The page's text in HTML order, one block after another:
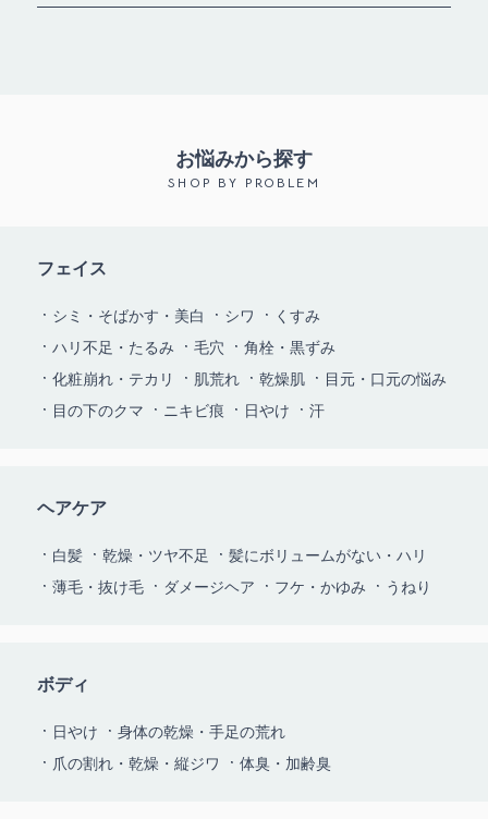
お悩みから探す
SHOP BY PROBLEM
フェイス
シミ・そばかす・美白 シワ
くすみ
ハリ不足・たるみ
毛穴
角栓・黒ずみ
化粧崩れ・テカリ
肌荒れ 乾燥肌
目元・口元の悩み
目の下のクマ
ニキビ痕 日やけ 汗
ヘアケア
白髪 乾燥・ツヤ不足
髪にボリュームがない・ハリ
薄毛・抜け毛
ダメージヘア フケ・かゆみ うねり
ボディ
日やけ
身体の乾燥・手足の荒れ
爪の割れ・乾燥・縦ジワ
体臭・加齢臭